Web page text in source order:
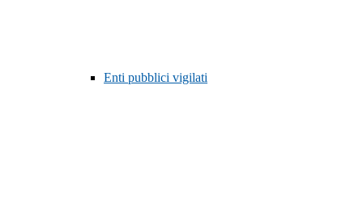
Enti pubblici vigilati